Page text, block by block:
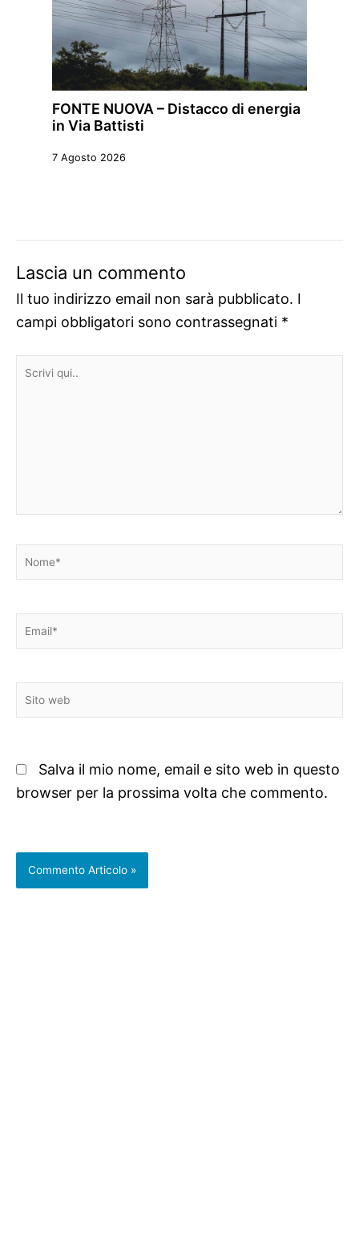
FONTE NUOVA – Distacco di energia
in Via Battisti
7 Agosto 2026
Lascia un commento
Il tuo indirizzo email non sarà pubblicato. I
campi obbligatori sono contrassegnati *
Scrivi
Nome*
Email*
Sito
web
Salva il mio nome, email e sito web in questo
browser per la prossima volta che commento.